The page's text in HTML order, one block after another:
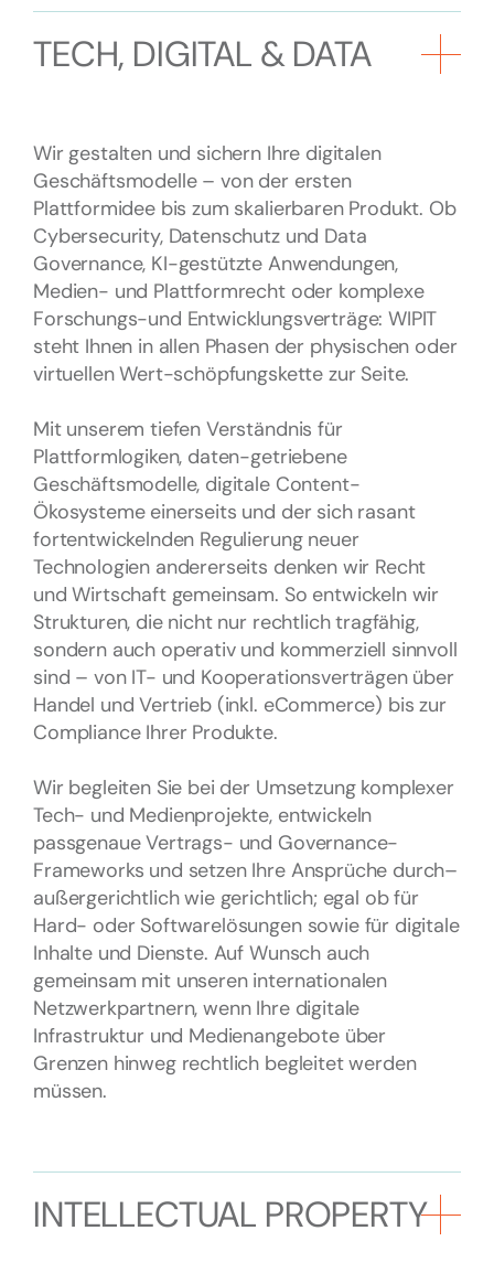
TECH, DIGITAL & DATA
Wir gestalten und sichern Ihre digitalen
Geschäftsmodelle – von der ersten
Plattformidee bis zum skalierbaren Produkt. Ob
Cybersecurity, Datenschutz und Data
Governance, KI-gestützte Anwendungen,
Medien- und Plattformrecht oder komplexe
Forschungs-und Entwicklungsverträge: WIPIT
steht Ihnen in allen Phasen der physischen oder
virtuellen Wert-schöpfungskette zur Seite.
Mit unserem tiefen Verständnis für
Plattformlogiken, daten-getriebene
Geschäftsmodelle, digitale Content-
Ökosysteme einerseits und der sich rasant
fortentwickelnden Regulierung neuer
Technologien andererseits denken wir Recht
und Wirtschaft gemeinsam. So entwickeln wir
Strukturen, die nicht nur rechtlich tragfähig,
sondern auch operativ und kommerziell sinnvoll
sind – von IT- und Kooperationsverträgen über
Handel und Vertrieb (inkl. eCommerce) bis zur
Compliance Ihrer Produkte.
Wir begleiten Sie bei der Umsetzung komplexer
Tech- und Medienprojekte, entwickeln
passgenaue Vertrags- und Governance-
Frameworks und setzen Ihre Ansprüche durch–
außergerichtlich wie gerichtlich; egal ob für
Hard- oder Softwarelösungen sowie für digitale
Inhalte und Dienste. Auf Wunsch auch
gemeinsam mit unseren internationalen
Netzwerkpartnern, wenn Ihre digitale
Infrastruktur und Medienangebote über
Grenzen hinweg rechtlich begleitet werden
müssen.
INTELLECTUAL PROPERTY